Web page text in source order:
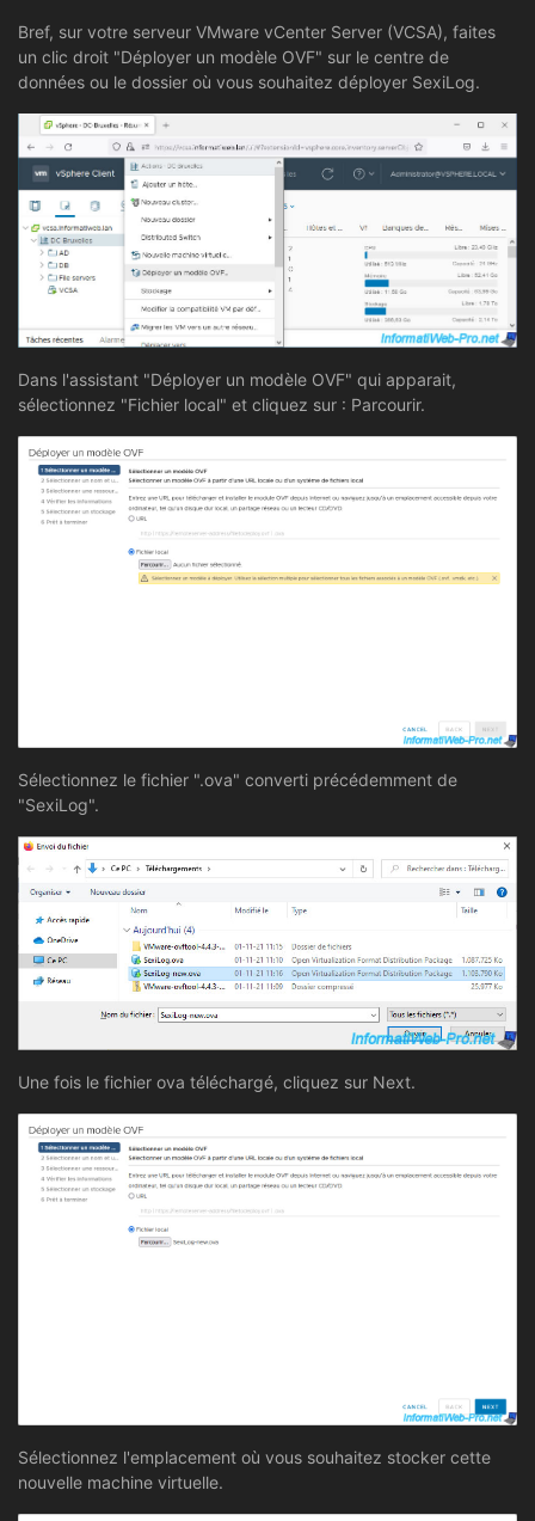
Bref, sur votre serveur VMware vCenter Server (VCSA), faites
un clic droit "Déployer un modèle OVF" sur le centre de
données ou le dossier où vous souhaitez déployer SexiLog.
Dans l'assistant "Déployer un modèle OVF" qui apparait,
sélectionnez "Fichier local" et cliquez sur : Parcourir.
Sélectionnez le fichier ".ova" converti précédemment de
"SexiLog".
Une fois le fichier ova téléchargé, cliquez sur Next.
Sélectionnez l'emplacement où vous souhaitez stocker cette
nouvelle machine virtuelle.